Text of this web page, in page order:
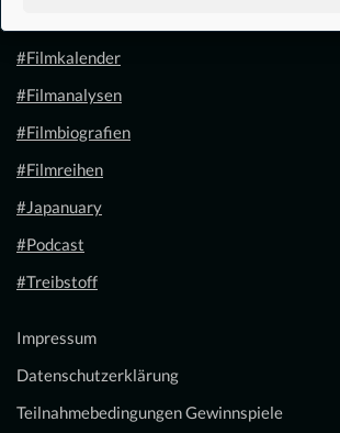
#Filmkalender
#Filmanalysen
#Filmbiografien
#Filmreihen
#Japanuary
#Podcast
#Treibstoff
Impressum
Datenschutzerklärung
Teilnahmebedingungen Gewinnspiele